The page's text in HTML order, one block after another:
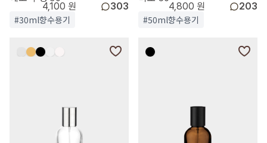
4,100 원 303
#30ml향수용기
4,800 원 203
#50ml향수용기